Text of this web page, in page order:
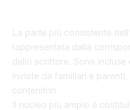
La parte più consistente
rappresentata dalla
dallo scrittore. Sono incluse
inviate da familiari e
contenitori.
Il nucleo più ampio è